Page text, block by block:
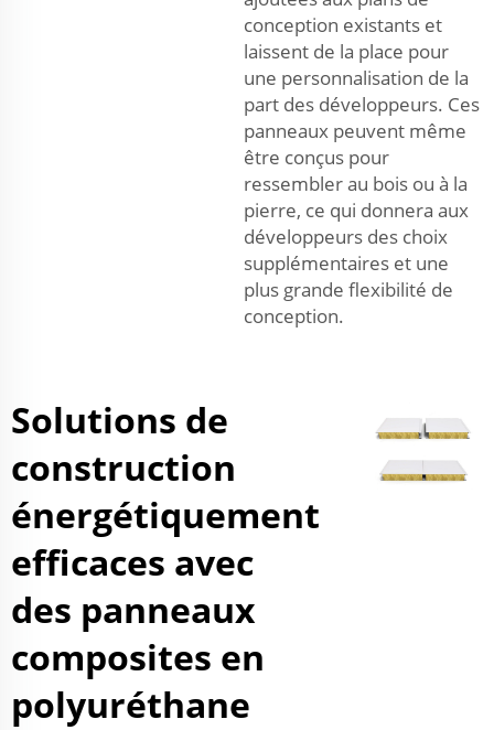
conception existants et
laissent de la place pour
une personnalisation de la
part des développeurs. Ces
panneaux peuvent même
être conçus pour
ressembler au bois ou à la
pierre, ce qui donnera aux
développeurs des choix
supplémentaires et une
plus grande flexibilité de
conception.
Solutions de
construction
énergétiquement
efficaces avec
des panneaux
composites en
polyuréthane